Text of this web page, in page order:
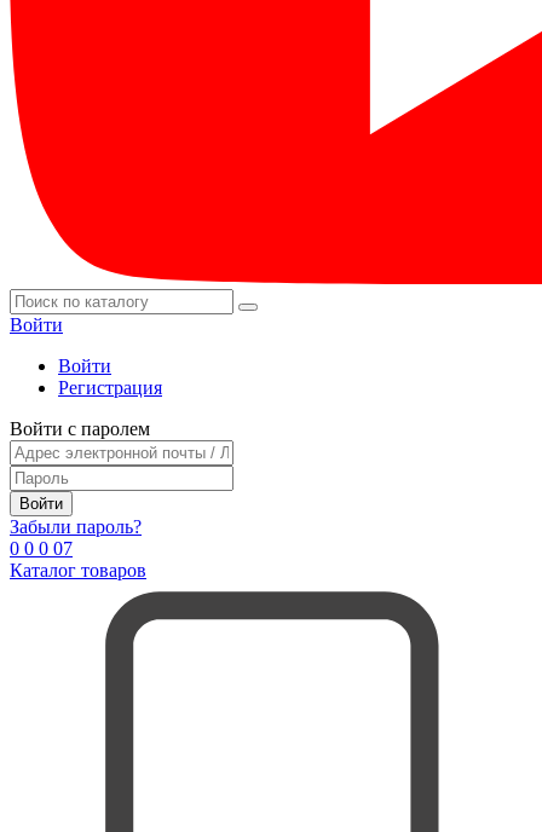
Войти
Войти
Регистрация
Войти с паролем
Войти
Забыли пароль?
0 0 0 07
Каталог товаров